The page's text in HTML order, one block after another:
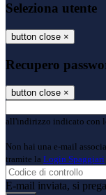
Seleziona utente
button close ×
Recupero
button close ×
all'indirizzo indicato con
Non hai una e-mail
tramite la Login Spaggiari
E-mail inviata, si